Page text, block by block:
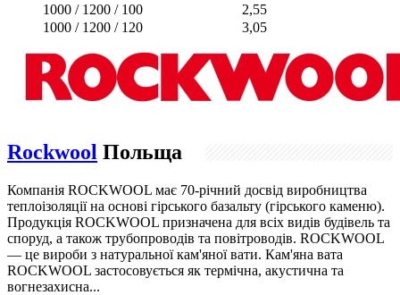
1000 / 1200 / 100
2,55
1000 / 1200 / 120
3,05
Rockwool Польща
Компанія ROCKWOOL має 70-річний досвід виробництва
теплоізоляції на основі гірського базальту (гірського каменю).
Продукція ROCKWOOL призначена для всіх видів будівель та
споруд, а також трубопроводів та повітроводів. ROCKWOOL
— це вироби з натуральної кам'яної вати. Кам'яна вата
ROCKWOOL застосовується як термічна, акустична та
вогнезахисна...